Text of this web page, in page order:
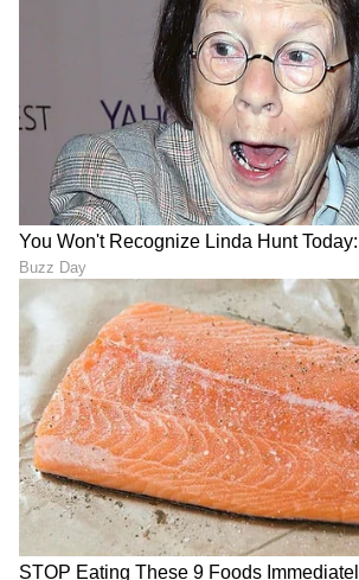
ಕನ್ನಡ ಸಿನಿಮಾ (Kannada Cinema
ಕಾರ್ಯಕ್ರಮಗಳು (Kannada TV
ಸುದ್ದಿಗಳು ಮತ್ತು ಇತ್ತೀಚಿನ
ಸುವರ್ಣ ನ್ಯೂಸ್‌ನಲ್ಲಿ ಮನರಂಜನಾ
ಸಿನಿಮಾ ವಿಮರ್ಶೆಗಳು (Kannada
ತಾರೆಯರ ಸಂದರ್ಶನಗಳು,
ತೆರೆಮರೆಯ ಕಥೆಗಳು,OTT ರಿಲೀಸ್‌
ಮಾಹಿತಿಯೂ ಇಲ್ಲಿದೆ.